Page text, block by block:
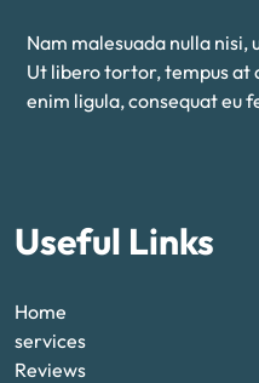
Nam malesuada nulla nisi,
Ut libero tortor, tempus at
enim ligula, consequat eu
Useful Links
Home
services
Reviews